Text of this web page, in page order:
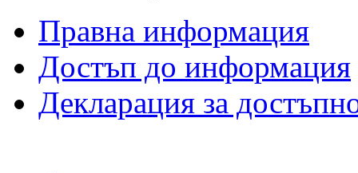
Правна информация
Достъп до информация
Декларация за